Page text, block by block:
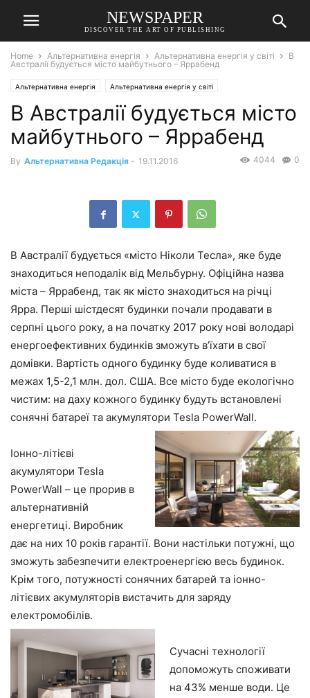
NEWSPAPER
DISCOVER THE ART OF PUBLISHING
Home Альтернативна енергія Альтернативна енергія у світі
В
Австралії будується місто майбутнього – Яррабенд
Альтернативна енергія Альтернативна енергія у світі
В Австралії будується місто
майбутнього – Яррабенд
By Альтернативна Редакція - 19.11.2016 0
4044
В Австралії будується «місто Ніколи Тесла», яке буде
знаходиться неподалік від Мельбурну. Офіційна назва
міста – Яррабенд, так як місто знаходиться на річці
Ярра. Перші шістдесят будинки почали продавати в
серпні цього року, а на початку 2017 року нові володарі
енергоефективних будинків зможуть в’їхати в свої
домівки. Вартість одного будинку буде коливатися в
межах 1,5-2,1 млн. дол. США. Все місто буде екологічно
чистим: на даху кожного будинку будуть встановлені
сонячні батареї та акумулятори Tesla PowerWall.
Іонно-літієві
акумулятори Tesla
PowerWall – це прорив в
альтернативній
енергетиці. Виробник
дає на них 10 років гарантії. Вони настільки потужні, що
зможуть забезпечити електроенергією весь будинок.
Крім того, потужності сонячних батарей та іонно-
літієвих акумуляторів вистачить для заряду
електромобілів.
Сучасні технології
допоможуть споживати
на 43% менше води. Це